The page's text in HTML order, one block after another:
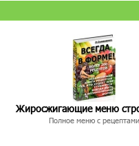
Жиросжигающие меню
Полное меню с рецептами